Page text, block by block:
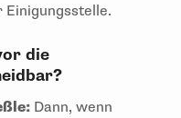
die
Dann, wenn